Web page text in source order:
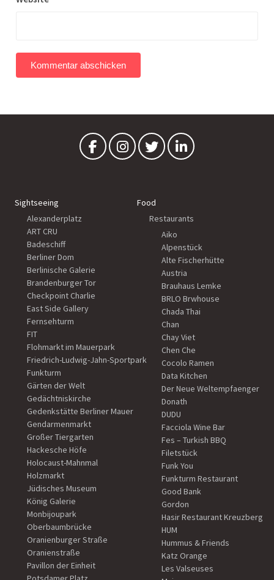
Sightseeing
Alexanderplatz
ART CRU
Badeschiff
Berliner Dom
Berlinische Galerie
Brandenburger Tor
Checkpoint Charlie
East Side Gallery
Fernsehturm
FIT
Flohmarkt im Mauerpark
Friedrich-Ludwig-Jahn-Sportpark
Funkturm
Gärten der Welt
Gedächtniskirche
Gedenkstätte Berliner Mauer
Gendarmenmarkt
Großer Tiergarten
Hackesche Höfe
Holocaust-Mahnmal
Holzmarkt
Jüdisches Museum
König Galerie
Monbijoupark
Oberbaumbrücke
Oranienburger Straße
Oranienstraße
Pavillon der Einheit
Food
Restaurants
Aiko
Alpenstück
Alte Fischerhütte
Austria
Brauhaus Lemke
BRLO Brwhouse
Chada Thai
Chan
Chay Viet
Chen Che
Cocolo Ramen
Data Kitchen
Der Neue Weltempfaenger
Donath
DUDU
Facciola Wine Bar
Fes – Turkish BBQ
Filetstück
Funk You
Funkturm Restaurant
Good Bank
Gordon
Hasir Restaurant Kreuzberg
HUM
Hummus & Friends
Katz Orange
Les Valseuses